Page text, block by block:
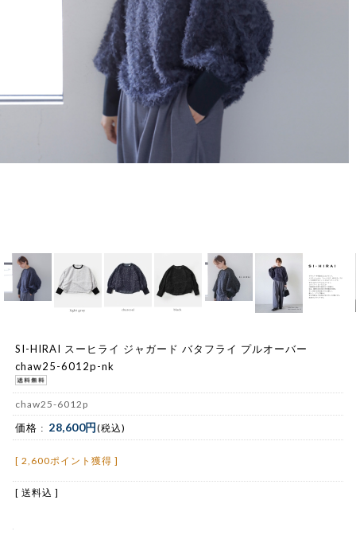
SI-HIRAI スーヒライ ジャガード バタフライ プルオーバー
chaw25-6012p-nk
chaw25-6012p
価格 : 28,600円(税込)
[ 2,600ポイント獲得 ]
[ 送料込 ]